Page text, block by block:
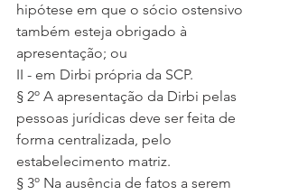
hipótese em que o sócio ostensivo
também esteja obrigado à
apresentação; ou
II - em Dirbi própria da SCP.
§ 2º A apresentação da Dirbi pelas
pessoas jurídicas deve ser feita de
forma centralizada, pelo
estabelecimento matriz.
§ 3º Na ausência de fatos a serem